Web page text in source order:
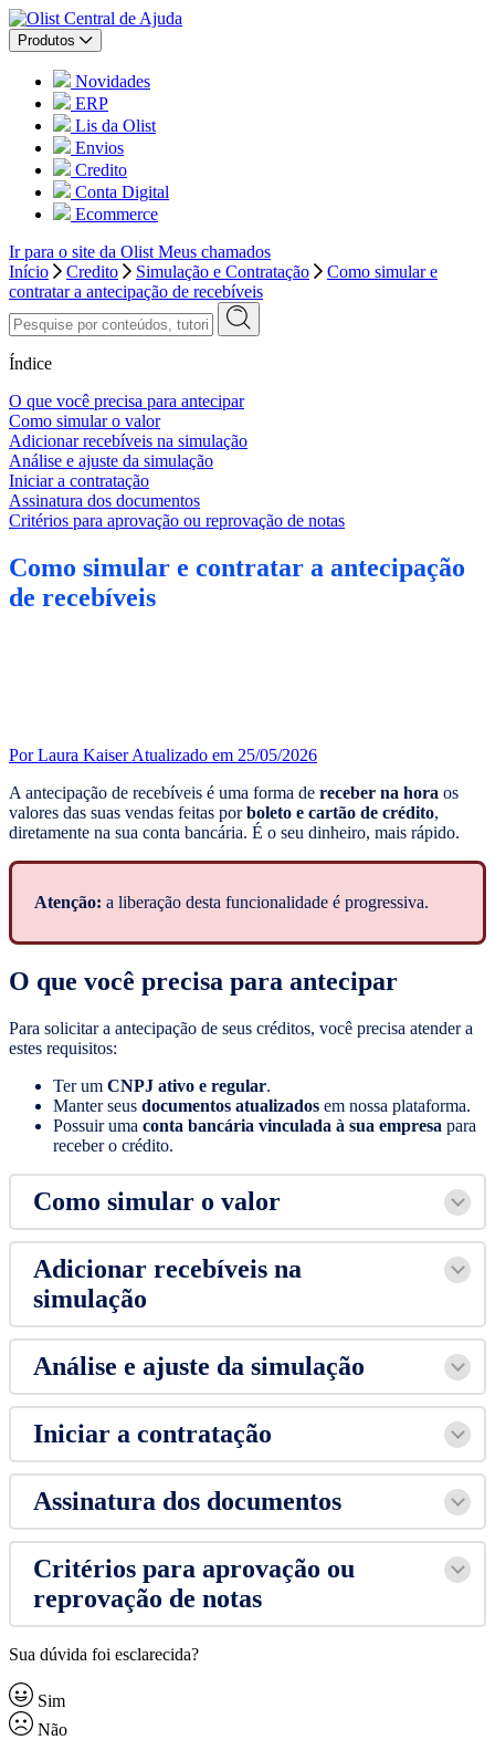
Central de Ajuda
Produtos
Novidades
ERP
Lis da Olist
Envios
Credito
Conta Digital
Ecommerce
Ir para o site da Olist Meus chamados
Início
Credito Simulação e Contratação
Como simular e
contratar a antecipação de recebíveis
Índice
O que você precisa para antecipar
Como simular o valor
Adicionar recebíveis na simulação
Análise e ajuste da simulação
Iniciar a contratação
Assinatura dos documentos
Critérios para aprovação ou reprovação de notas
Como simular e contratar a antecipação
de recebíveis
Por Laura KaiserAtualizado em 25/05/2026
A antecipação de recebíveis é uma forma de receber na hora os
valores das suas vendas feitas porboleto e cartão de crédito,
diretamente na sua conta bancária. É o seu dinheiro, mais rápido.
Atenção: a liberação desta funcionalidade é progressiva.
O que você precisa para antecipar
Para solicitar a antecipação de seus créditos, você precisa atender a
estes requisitos:
Ter um CNPJ ativo e regular.
Manter seus documentos atualizados em nossa plataforma.
Possuir uma conta bancária vinculada à sua empresa para
receber o crédito.
Como simular o valor
Adicionar recebíveis na
simulação
Análise e ajuste da simulação
Iniciar a contratação
Assinatura dos documentos
Critérios para aprovação ou
reprovação de notas
Sua dúvida foi esclarecida?
Sim
Não